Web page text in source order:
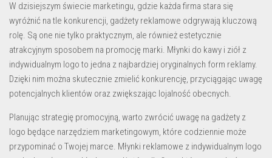
W dzisiejszym świecie marketingu, gdzie każda firma stara się
wyróżnić na tle konkurencji, gadżety reklamowe odgrywają kluczową
rolę. Są one nie tylko praktycznym, ale również estetycznie
atrakcyjnym sposobem na promocję marki. Młynki do kawy i ziół z
indywidualnym logo to jedna z najbardziej oryginalnych form reklamy.
Dzięki nim można skutecznie zmielić konkurencję, przyciągając uwagę
potencjalnych klientów oraz zwiększając lojalność obecnych.
Planując strategię promocyjną, warto zwrócić uwagę na gadżety z
logo będące narzędziem marketingowym, które codziennie może
przypominać o Twojej marce. Młynki reklamowe z indywidualnym logo